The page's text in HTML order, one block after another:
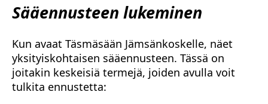
Sääennusteen lukeminen
Kun avaat Täsmäsään Jämsänkoskelle, näet
yksityiskohtaisen sääennusteen. Tässä on
joitakin keskeisiä termejä, joiden avulla voit
tulkita ennustetta: